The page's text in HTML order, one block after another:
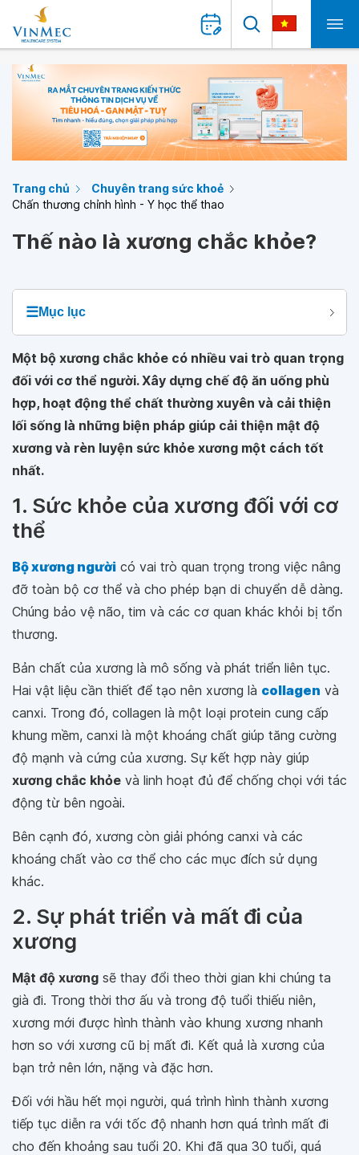
Trang chủ
Chuyên trang sức khoẻ
Chấn thương chỉnh hình - Y học thể thao
Thế nào là xương chắc khỏe?
☰Mục lục
Một bộ xương chắc khỏe có nhiều vai trò quan trọng
đối với cơ thể người. Xây dựng chế độ ăn uống phù
hợp, hoạt động thể chất thường xuyên và cải thiện
lối sống là những biện pháp giúp cải thiện mật độ
xương và rèn luyện sức khỏe xương một cách tốt
nhất.
1. Sức khỏe của xương đối với cơ
thể
Bộ xương người có vai trò quan trọng trong việc nâng
đỡ toàn bộ cơ thể và cho phép bạn di chuyển dễ dàng.
Chúng bảo vệ não, tim và các cơ quan khác khỏi bị tổn
thương.
Bản chất của xương là mô sống và phát triển liên tục.
Hai vật liệu cần thiết để tạo nên xương là collagen và
canxi. Trong đó, collagen là một loại protein cung cấp
khung mềm, canxi là một khoáng chất giúp tăng cường
độ mạnh và cứng của xương. Sự kết hợp này giúp
xương chắc khỏe và linh hoạt đủ để chống chọi với tác
động từ bên ngoài.
Bên cạnh đó, xương còn giải phóng canxi và các
khoáng chất vào cơ thể cho các mục đích sử dụng
khác.
2. Sự phát triển và mất đi của
xương
Mật độ xương sẽ thay đổi theo thời gian khi chúng ta
già đi. Trong thời thơ ấu và trong độ tuổi thiếu niên,
xương mới được hình thành vào khung xương nhanh
hơn so với xương cũ bị mất đi. Kết quả là xương của
bạn trở nên lớn, nặng và đặc hơn.
Đối với hầu hết mọi người, quá trình hình thành xương
tiếp tục diễn ra với tốc độ nhanh hơn quá trình mất đi
cho đến khoảng sau tuổi 20. Khi đã qua 30 tuổi, quá